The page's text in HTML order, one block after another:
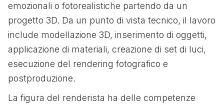
emozionali o fotorealistiche partendo da un
progetto 3D. Da un punto di vista tecnico, il lavoro
include modellazione 3D, inserimento di oggetti,
applicazione di materiali, creazione di set di luci,
esecuzione del rendering fotografico e
postproduzione.
La figura del renderista ha delle competenze